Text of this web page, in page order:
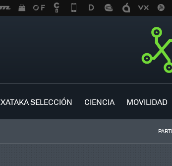
XATAKA SELECCIÓN CIENCIA MOVILIDAD